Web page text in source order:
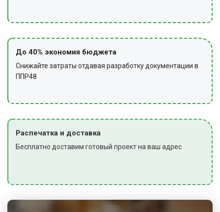
До 40% экономия бюджета
Снижайте затраты отдавая разработку документации в
ППР48
Распечатка и доставка
Бесплатно доставим готовый проект на ваш адрес